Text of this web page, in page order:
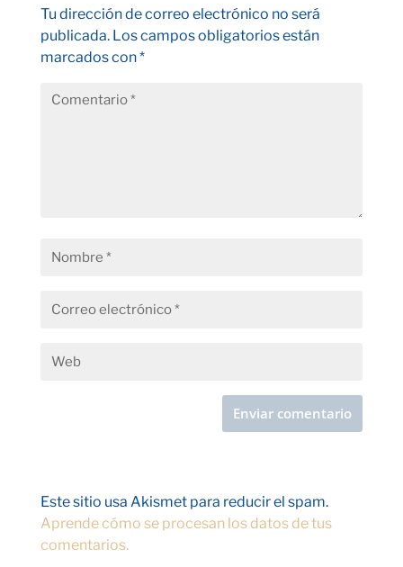
Tu dirección de correo electrónico no será
publicada. Los campos obligatorios están
marcados con*
Este sitio usa Akismet para reducir el spam.
Aprende cómo se procesan los datos de tus
comentarios.